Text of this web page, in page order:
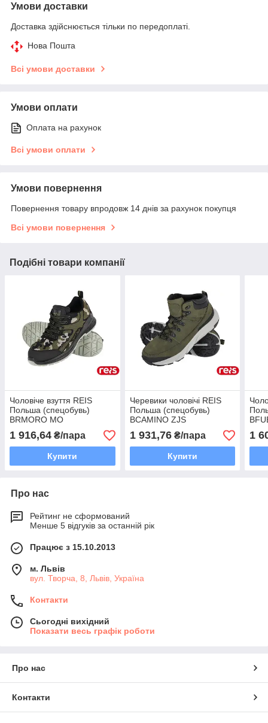
Умови доставки
Доставка здійснюється тільки по передоплаті.
Нова Пошта
Всі умови доставки
Умови оплати
Оплата на рахунок
Всі умови оплати
Умови повернення
Повернення товару впродовж 14 днів за рахунок покупця
Всі умови повернення
Подібні товари компанії
Чоловіче взуття REIS
Польша (спецобувь)
BRMORO MO
1 916,64 ₴/пара
Купити
Черевики чоловічі REIS
Польша (спецобувь)
BCAMINO ZJS
1 931,76₴/пара
Купити
1
Про нас
Рейтинг не сформований
Менше 5 відгуків за останній рік
Працює з 15.10.2013
м. Львів
вул. Творча, 8, Львів, Україна
Контакти
Сьогодні вихідний
Показати весь графік роботи
Про нас
Контакти